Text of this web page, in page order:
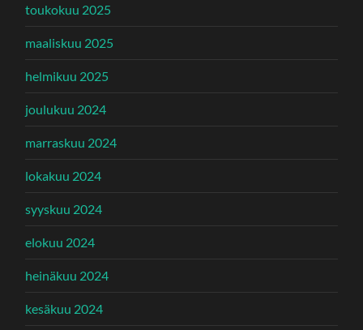
toukokuu 2025
maaliskuu 2025
helmikuu 2025
joulukuu 2024
marraskuu 2024
lokakuu 2024
syyskuu 2024
elokuu 2024
heinäkuu 2024
kesäkuu 2024